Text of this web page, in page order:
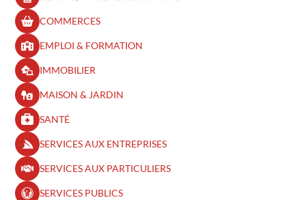
COMMERCES
EMPLOI & FORMATION
IMMOBILIER
MAISON & JARDIN
SANTÉ
SERVICES AUX ENTREPRISES
SERVICES AUX PARTICULIERS
SERVICES PUBLICS